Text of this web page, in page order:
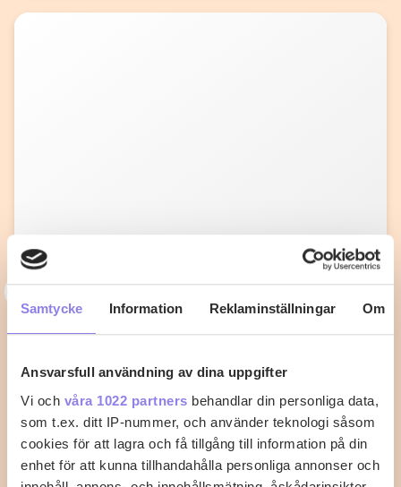
Samtycke Information Reklaminställningar Om
Ansvarsfull användning av dina uppgifter
Vi och våra 1022 partners behandlar din personliga data,
som t.ex. ditt IP-nummer, och använder teknologi såsom
cookies för att lagra och få tillgång till information på din
enhet för att kunna tillhandahålla personliga annonser och
C
Kyckling lasagne Jennys matblogg
Gör så här: Ställ ugnen på 180 grader. Skär kycklingen
0 0